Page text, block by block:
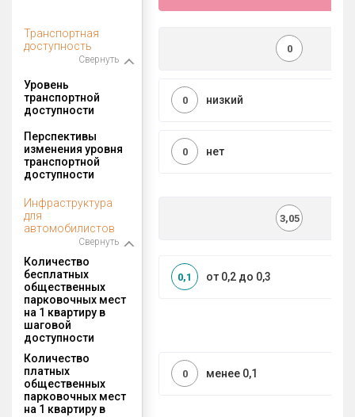
Транспортная
доступность
Свернуть
0
Уровень
транспортной
доступности
низкий
0
Перспективы
изменения уровня
транспортной
доступности
нет
0
Инфраструктура
для
автомобилистов
Свернуть
3,05
Количество
бесплатных
общественных
парковочных мест
на 1 квартиру в
шаговой
доступности
от 0,2 до 0,3
0,1
Количество
платных
общественных
парковочных мест
на 1 квартиру в
менее 0,1
0